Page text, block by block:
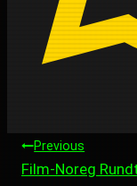
Previous
Film-Noreg